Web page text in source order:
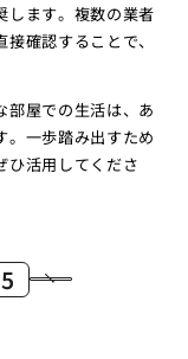
します。複数の業者
確認することで、
部屋での生活は、あ
。一歩踏み出すため
ひ活用してくださ
5